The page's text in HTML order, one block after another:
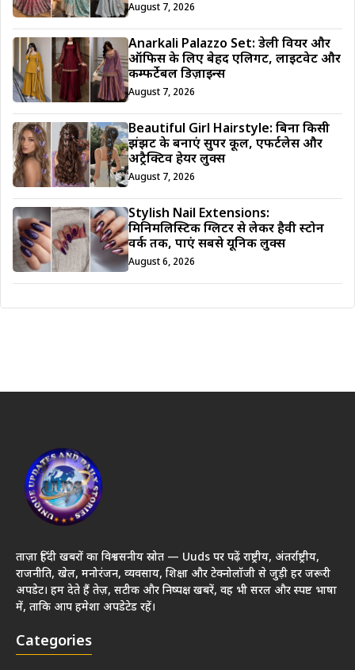
August 7, 2026
Anarkali Palazzo Set: डेली वियर और
ऑफिस के लिए बेहद एलिगेंट, लाइटवेट और
कम्फर्टेबल डिज़ाइन्स
August 7, 2026
Beautiful Girl Hairstyle: बिना किसी
झंझट के बनाएं सुपर कूल, एफर्टलेस और
अट्रैक्टिव हेयर लुक्स
August 7, 2026
Stylish Nail Extensions:
मिनिमलिस्टिक ग्लिटर से लेकर हैवी स्टोन
वर्क तक, पाएं सबसे यूनिक लुक्स
August 6, 2026
ताज़ा हिंदी खबरों का विश्वसनीय स्रोत — Uuds पर पढ़ें राष्ट्रीय, अंतर्राष्ट्रीय,
राजनीति, खेल, मनोरंजन, व्यवसाय, शिक्षा और टेक्नोलॉजी से जुड़ी हर जरूरी
अपडेट। हम देते हैं तेज़, सटीक और निष्पक्ष खबरें, वह भी सरल और स्पष्ट भाषा
में, ताकि आप हमेशा अपडेटेड रहें।
Categories